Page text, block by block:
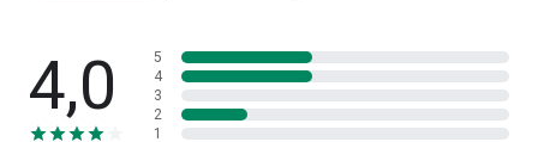
4,0
5
4
3
2
1